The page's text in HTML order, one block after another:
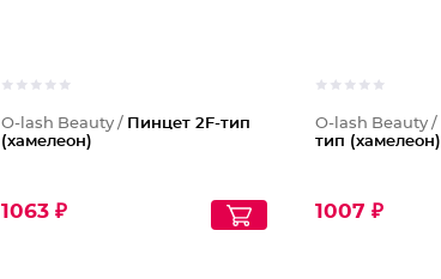
O-lash Beauty / Пинцет 2F-тип
(хамелеон)
1063 ₽
O-lash Beauty /
тип (хамелеон)
1007 ₽